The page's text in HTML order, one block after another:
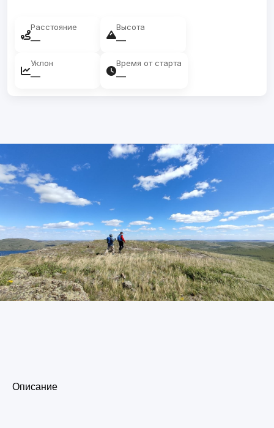
Расстояние
—
Высота
—
Уклон
—
Время от старта
—
Описание